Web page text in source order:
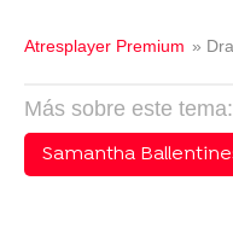
Atresplayer Premium »
Más sobre este tema:
Samantha